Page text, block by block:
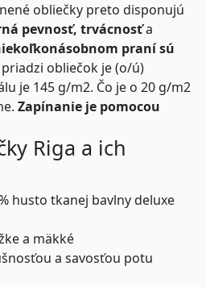
obliečky preto disponujú
pevnosť, trvácnosťa
praní sú
priadzi obliečok je (o/ú)
je 145 g/m2. Čo je o 20 g/m2
Zapínanie je pomocou
Riga a ich
husto tkanej bavlny deluxe
a mäkké
a savosťou potu